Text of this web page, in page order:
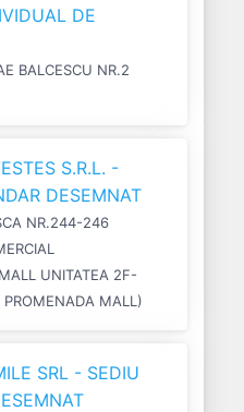
DE
BALCESCU NR.2
S.R.L. -
DESEMNAT
NR.244-246
UNITATEA 2F-
MALL)
SRL - SEDIU